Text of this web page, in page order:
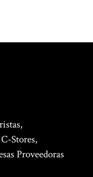
Stores,
Proveedoras